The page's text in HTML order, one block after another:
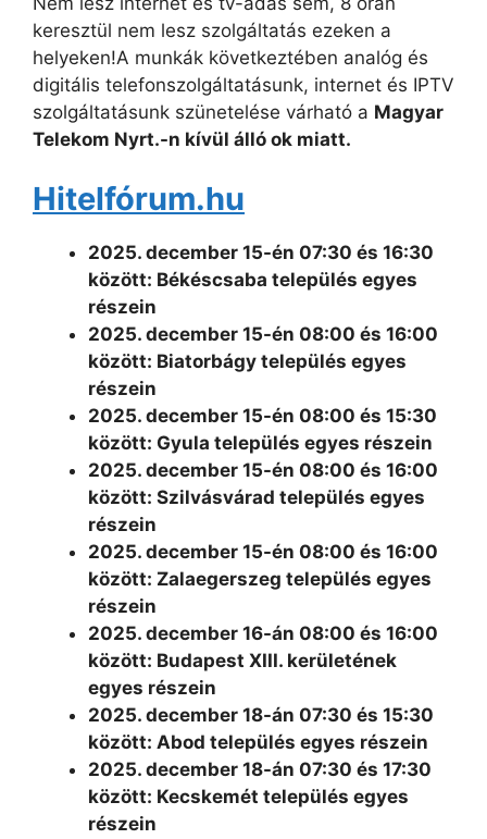
keresztül nem lesz szolgáltatás ezeken a
helyeken!A munkák következtében analóg és
digitális telefonszolgáltatásunk, internet és IPTV
szolgáltatásunk szünetelése várható a Magyar
Telekom Nyrt.-n kívül álló ok miatt.
Hitelfórum.hu
2025. december 15-én 07:30 és 16:30
között: Békéscsaba település egyes
részein
2025. december 15-én 08:00 és 16:00
között: Biatorbágy település egyes
részein
2025. december 15-én 08:00 és 15:30
között: Gyula település egyes részein
2025. december 15-én 08:00 és 16:00
között: Szilvásvárad település egyes
részein
2025. december 15-én 08:00 és 16:00
között: Zalaegerszeg település egyes
részein
2025. december 16-án 08:00 és 16:00
között: Budapest XIII. kerületének
egyes részein
2025. december 18-án 07:30 és 15:30
között: Abod település egyes részein
2025. december 18-án 07:30 és 17:30
között: Kecskemét település egyes
részein